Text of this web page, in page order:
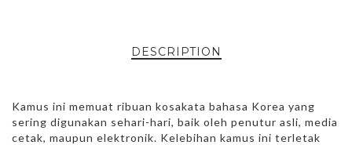
DESCRIPTION
Kamus ini memuat ribuan kosakata bahasa Korea yang
sering digunakan sehari-hari, baik oleh penutur asli, media
cetak, maupun elektronik. Kelebihan kamus ini terletak